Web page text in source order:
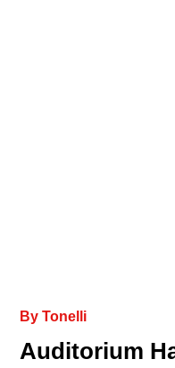
ByTonelli
Auditorium